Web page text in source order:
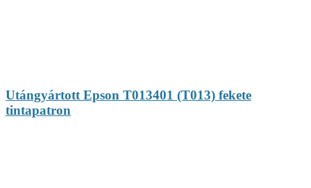
Utángyártott Epson T013401 (T013) fekete
tintapatron